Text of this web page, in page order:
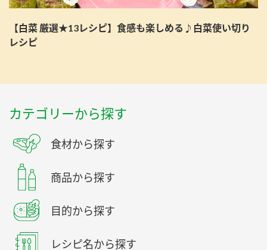
【白菜 厳選★13レシピ】食感も楽しめる♪白菜使い切り
レシピ
カテゴリーから探す
食材から探す
商品から探す
目的から探す
レシピ名から探す